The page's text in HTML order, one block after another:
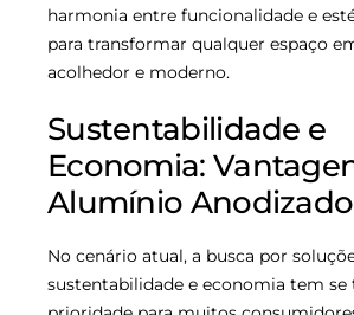
harmonia entre funcionalidade e
para transformar qualquer espaço
acolhedor e moderno.
Sustentabilidade e
Economia:
Alumínio Anodizado
No cenário atual, a busca por
sustentabilidade e economia tem